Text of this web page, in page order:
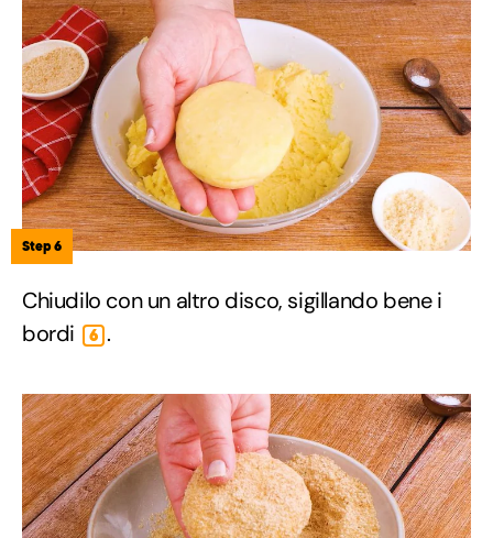
Step 6
Chiudilo con un altro disco, sigillando bene i
bordi
6 .